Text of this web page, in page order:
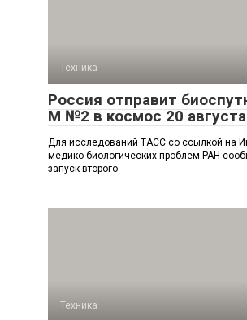
Техника
Россия отправит
М №2 в космос 20 августа
Для исследований ТАСС со ссылкой на
медико-биологических проблем РАН
запуск второго
Техника